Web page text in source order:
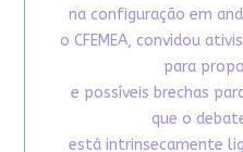
na configuração em
o CFEMEA, convidou
para
e possíveis brechas
que o
está intrinsecamente